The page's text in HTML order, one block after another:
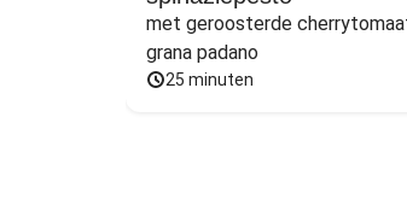
met geroosterde
grana padano
25 minuten